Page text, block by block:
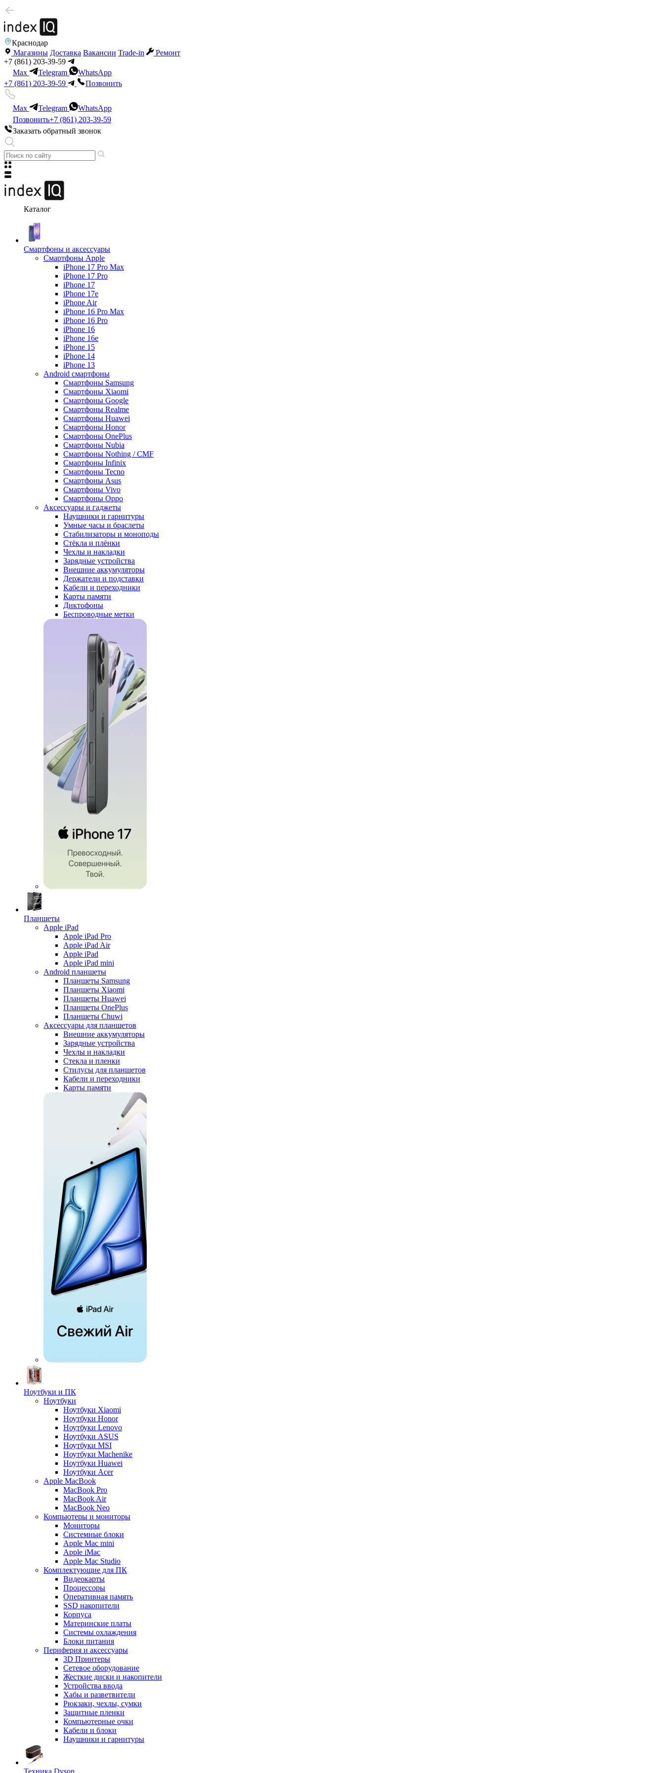
Краснодар
Магазины Доставка Вакансии Trade-in
Ремонт
+7 (861) 203-39-59
Max
Telegram
WhatsApp
+7 (861) 203-39-59
Позвонить
Max Telegram
WhatsApp
Позвонить+7 (861) 203-39-59
Заказать обратный звонок
Каталог
Смартфоны и аксессуары
Смартфоны Apple
iPhone 17 Pro Max
iPhone 17 Pro
iPhone 17
iPhone 17e
iPhone Air
iPhone 16 Pro Max
iPhone 16 Pro
iPhone 16
iPhone 16e
iPhone 15
iPhone 14
iPhone 13
Android cмартфоны
Смартфоны Samsung
Смартфоны Xiaomi
Смартфоны Google
Смартфоны Realme
Смартфоны Huawei
Смартфоны Honor
Смартфоны OnePlus
Смартфоны Nubia
Смартфоны Nothing / CMF
Смартфоны Infinix
Смартфоны Tecno
Смартфоны Asus
Смартфоны Vivo
Смартфоны Oppo
Аксессуары и гаджеты
Наушники и гарнитуры
Умные часы и браслеты
Стабилизаторы и моноподы
Стёкла и плёнки
Чехлы и накладки
Зарядные устройства
Внешние аккумуляторы
Держатели и подставки
Кабели и переходники
Карты памяти
Диктофоны
Беспроводные метки
Планшеты
Apple iPad
Apple iPad Pro
Apple iPad Air
Apple iPad
Apple iPad mini
Android планшеты
Планшеты Samsung
Планшеты Xiaomi
Планшеты Huawei
Планшеты OnePlus
Планшеты Chuwi
Аксессуары для планшетов
Внешние аккумуляторы
Зарядные устройства
Чехлы и накладки
Стекла и пленки
Стилусы для планшетов
Кабели и переходники
Карты памяти
Ноутбуки и ПК
Ноутбуки
Ноутбуки Xiaomi
Ноутбуки Honor
Ноутбуки Lenovo
Ноутбуки ASUS
Ноутбуки MSI
Ноутбуки Machenike
Ноутбуки Huawei
Ноутбуки Acer
Apple MacBook
MacBook Pro
MacBook Air
MacBook Neo
Компьютеры и мониторы
Мониторы
Системные блоки
Apple Mac mini
Apple iMac
Apple Mac Studio
Комплектующие для ПК
Видеокарты
Процессоры
Оперативная память
SSD накопители
Корпуса
Материнские платы
Системы охлаждения
Блоки питания
Периферия и аксессуары
3D Принтеры
Сетевое оборудование
Жесткие диски и накопители
Устройства ввода
Хабы и разветвители
Рюкзаки, чехлы, сумки
Защитные пленки
Компьютерные очки
Кабели и блоки
Наушники и гарнитуры
Техника Dyson